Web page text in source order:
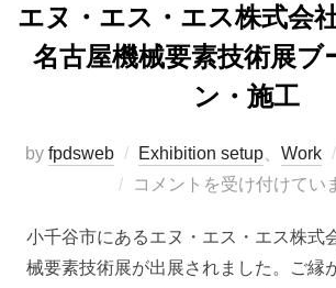
エヌ・エス・エス株式会
名古屋機械要素技術展ブ
ン・施工
by fpdsweb Exhibition setup、 Work
コメントを受け付けてい
小千谷市にあるエヌ・エス・エス株式
械要素技術展が出展されました。ご縁